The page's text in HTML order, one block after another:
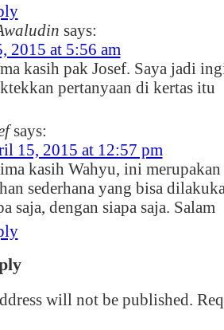
says:
2015 at 5:56 am
kasih pak Josef. Saya jadi
pertanyaan di kertas itu
says:
15, 2015 at 12:57 pm
kasih Wahyu, ini merupakan
sederhana yang bisa
saja, dengan siapa saja. Salam
will not be published.